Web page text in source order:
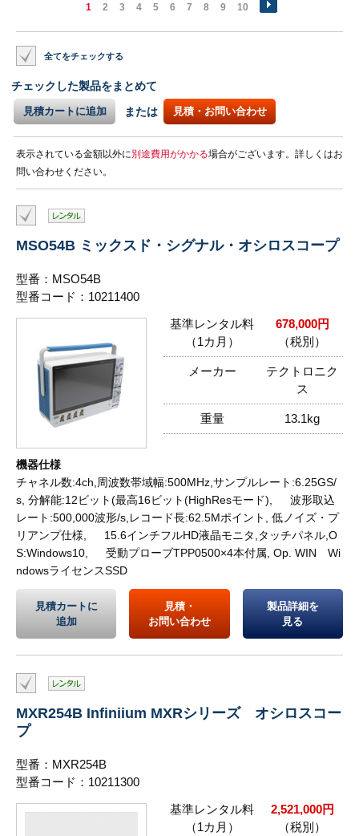
1 2 3 4 5 6 7 8 9 10
全てをチェックする
チェックした製品をまとめて
見積カートに追加 または 見積・お問い合わせ
表示されている金額以外に別途費用がかかる場合がございます。詳しくはお
問い合わせください。
MSO54B ミックスド・シグナル・オシロスコープ
型番：MSO54B
型番コード：10211400
基準レンタル料
（1カ月）
678,000円
（税別）
メーカー
テクトロニク
ス
重量 13.1kg
機器仕様
チャネル数:4ch,周波数帯域幅:500MHz,サンプルレート:6.25GS/
s, 分解能:12ビット(最高16ビット(HighResモード), 波形取込
レート:500,000波形/s,レコード長:62.5Mポイント, 低ノイズ・プ
リアンプ仕様, 15.6インチフルHD液晶モニタ,タッチパネル,O
S:Windows10, 受動プローブTPP0500×4本付属, Op. WIN Wi
ndowsライセンスSSD
見積カートに
追加
見積・
お問い合わせ
製品詳細を
見る
MXR254B Infiniium MXRシリーズ オシロスコー
プ
型番：MXR254B
型番コード：10211300
基準レンタル料
（1カ月）
2,521,000円
（税別）